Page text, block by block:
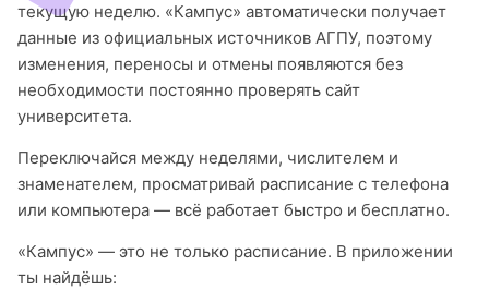
текущую неделю. «Кампус» автоматически получает
данные из официальных источников АГПУ, поэтому
изменения, переносы и отмены появляются без
необходимости постоянно проверять сайт
университета.
Переключайся между неделями, числителем и
знаменателем, просматривай расписание с телефона
или компьютера — всё работает быстро и бесплатно.
«Кампус» — это не только расписание. В приложении
ты найдёшь: